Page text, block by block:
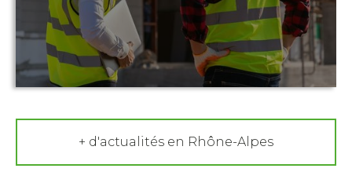
+ d'actualités en Rhône-Alpes